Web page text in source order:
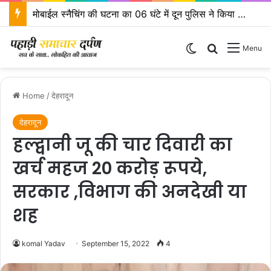
मोबाईल स्नैचिंग की घटना का 06 घंटे में दून पुलिस ने किया खुलासा
Menu
Search for
Switch skin
Home /देहरादून
देहरादून
हल्द्वानी जू की चार दिवारी का
खर्च महज 20 करोड़ रूपये,
सरकार ,विभाग की अनदेखी या
शह
komal Yadav September 15, 2022 4